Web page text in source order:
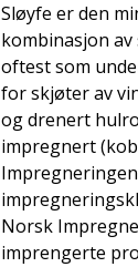
Sløyfe er den
kombinasjon
oftest som
for skjøter av
og drenert
impregnert
Norsk
imprengerte